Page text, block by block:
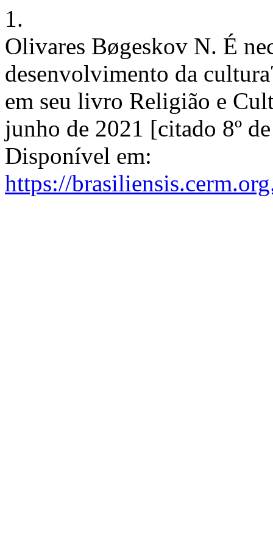
1.
Olivares Bøgeskov N. É
desenvolvimento da
em seu livro Religião e
junho de 2021 [citado 8º
Disponível em:
https://